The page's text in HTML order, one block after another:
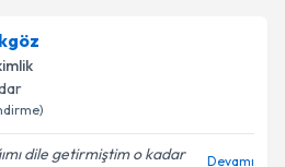
dile getirmiştim o kadar
Devamı